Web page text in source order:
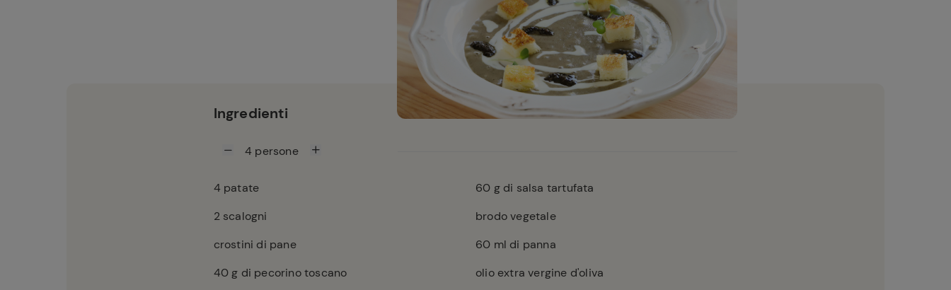
Ingredienti
4 persone
4patate 60 g di salsa tartufata
2scalogni
brodo vegetale
crostini di pane
60 ml di panna
40g di pecorino toscano
olio extra vergine d'oliva